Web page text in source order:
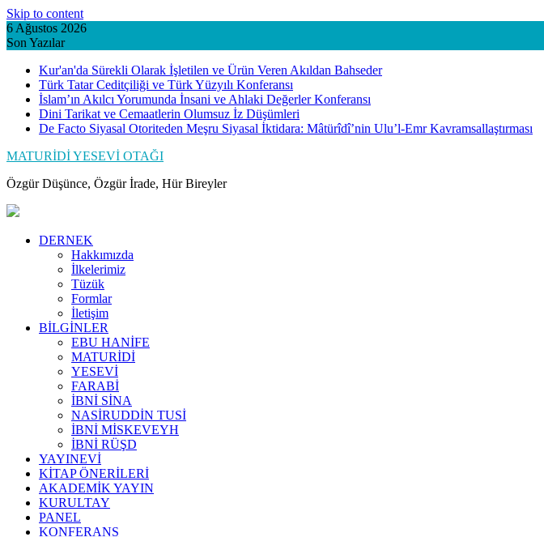
Skip to content
6 Ağustos 2026
Son Yazılar
Kur'an'da Sürekli Olarak İşletilen ve Ürün Veren Akıldan Bahseder
Türk Tatar Ceditçiliği ve Türk Yüzyılı Konferansı
İslam’ın Akılcı Yorumunda İnsani ve Ahlaki Değerler Konferansı
Dini Tarikat ve Cemaatlerin Olumsuz İz Düşümleri
De Facto Siyasal Otoriteden Meşru Siyasal İktidara: Mâtürîdî’nin Ulu’l-Emr Kavramsallaştırması
MATURİDİ YESEVİ OTAĞI
Özgür Düşünce, Özgür İrade, Hür Bireyler
DERNEK
Hakkımızda
İlkelerimiz
Tüzük
Formlar
İletişim
BİLGİNLER
EBU HANİFE
MATURİDİ
YESEVİ
FARABİ
İBNİ SİNA
NASİRUDDİN TUSİ
İBNİ MİSKEVEYH
İBNİ RÜŞD
YAYINEVİ
KİTAP ÖNERİLERİ
AKADEMİK YAYIN
KURULTAY
PANEL
KONFERANS